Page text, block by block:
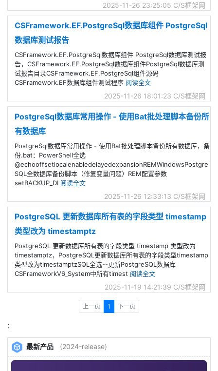
2025-11-26 23:25:05 C/S框架网
CSFramework.EF.PostgreSql数据库组件 PostgreSql
数据库测试报告
CSFramework.EF.PostgreSql数据库组件 PostgreSql数据库测试报
告，CSFramework.EF.PostgreSql数据库组件PostgreSql数据库测
试报告目录CSFramework.EF.PostgreSql组件源码
CSFramework.EF数据库组件测试程序 阅读全文
2025-11-26 18:01:23 C/S框架网
PostgreSql数据库常用操作 - 使用Bat批处理脚本备份所
有数据库
PostgreSql数据库常用操作 - 使用Bat批处理脚本备份所有数据库，备
份.bat：PowerShell全选
@echooffsetlocalenabledelayedexpansionREMWindowsPostgre
SQL全数据库备份脚本（修复变量问题）REM配置参数
setBACKUP_DI 阅读全文
2025-11-26 12:33:13 C/S框架网
PostgreSQL 更新数据库所有表的字段类型 timestamp
类型改为 timestamptz
PostgreSQL 更新数据库所有表的字段类型 timestamp 类型改为
timestamptz，PostgreSQL更新数据库所有表的字段类型timestamp
类型改为timestamptzSQL全选--更新PostgreSQL数据库
CSFrameworkV6_System中所有timest 阅读全文
2025-11-19 14:21:39 C/S框架网
上一页 1 下一页
;
最新产品 (2024-release)